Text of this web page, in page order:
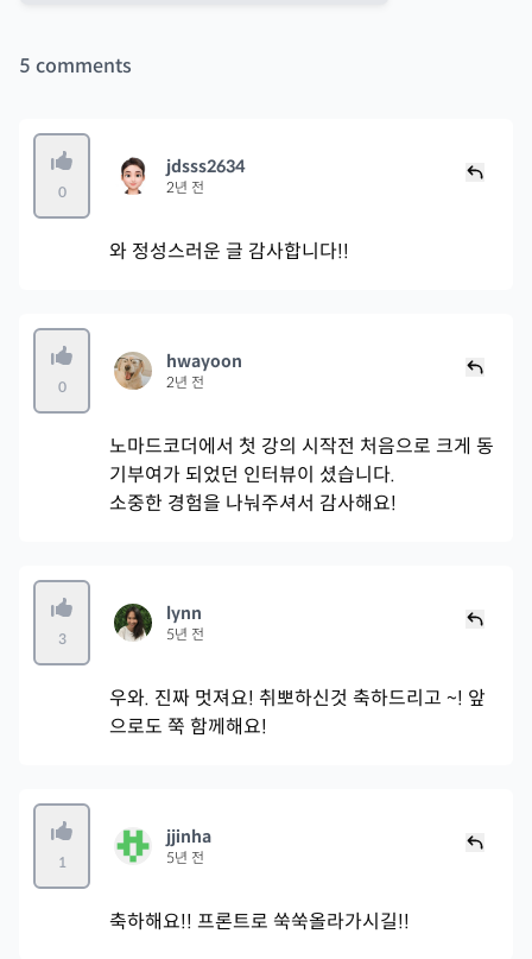
5 comments
0
jdsss2634
2년 전
와 정성스러운 글 감사합니다!!
0
hwayoon
2년 전
노마드코더에서 첫 강의 시작전 처음으로 크게 동
기부여가 되었던 인터뷰이 셨습니다.
소중한 경험을 나눠주셔서 감사해요!
3
lynn
5년 전
우와. 진짜 멋져요! 취뽀하신것 축하드리고 ~! 앞
으로도 쭉 함께해요!
1
jjinha
5년 전
축하해요!! 프론트로 쑥쑥올라가시길!!